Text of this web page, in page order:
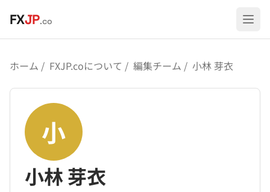
FXJP.co
ホーム FXJP.coについて 編集チーム 小林 芽衣
小
小林 芽衣